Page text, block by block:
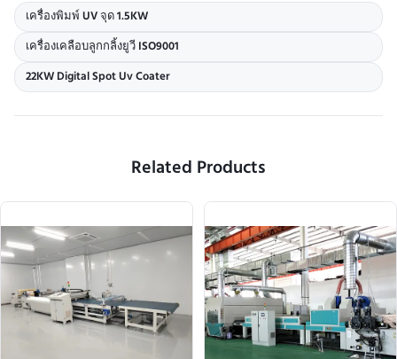
เครื่องพิมพ์ UV จุด 1.5KW
เครื่องเคลือบลูกกลิ้งยูวี ISO9001
22KW Digital Spot Uv Coater
Related Products